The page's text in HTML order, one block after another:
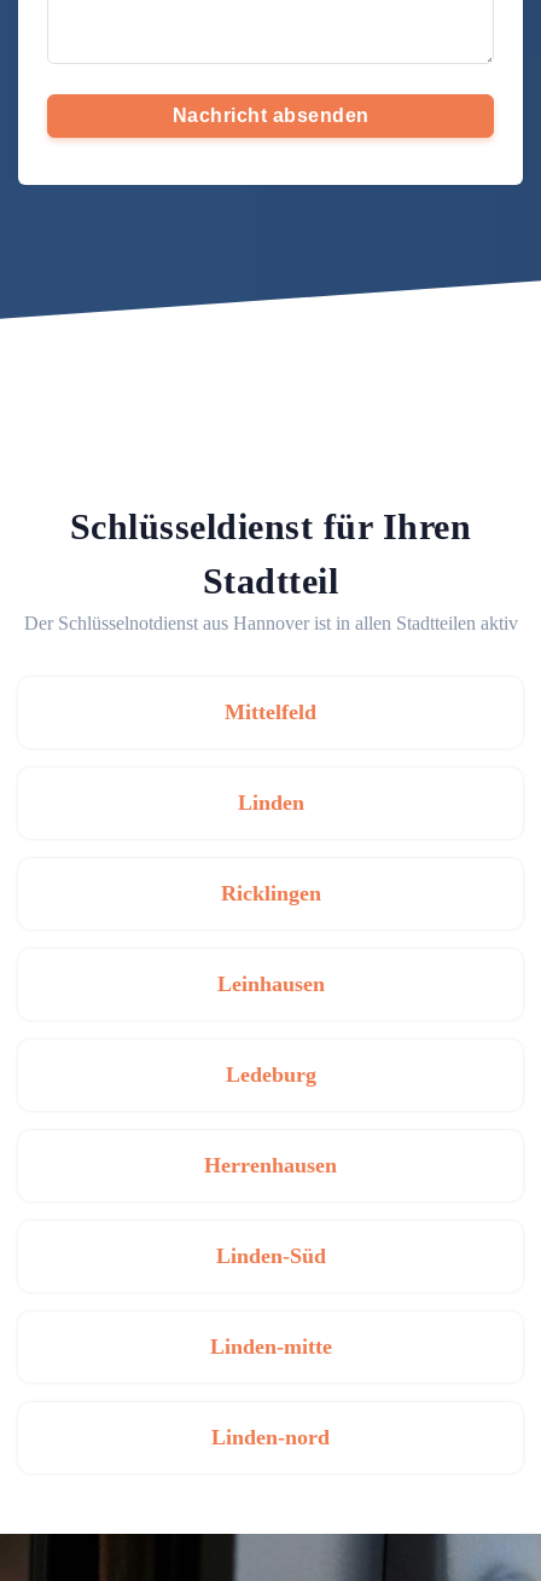
Nachricht absenden
Schlüsseldienst für Ihren
Stadtteil
Der Schlüsselnotdienst aus Hannover ist in allen Stadtteilen aktiv
Mittelfeld
Linden
Ricklingen
Leinhausen
Ledeburg
Herrenhausen
Linden-Süd
Linden-mitte
Linden-nord